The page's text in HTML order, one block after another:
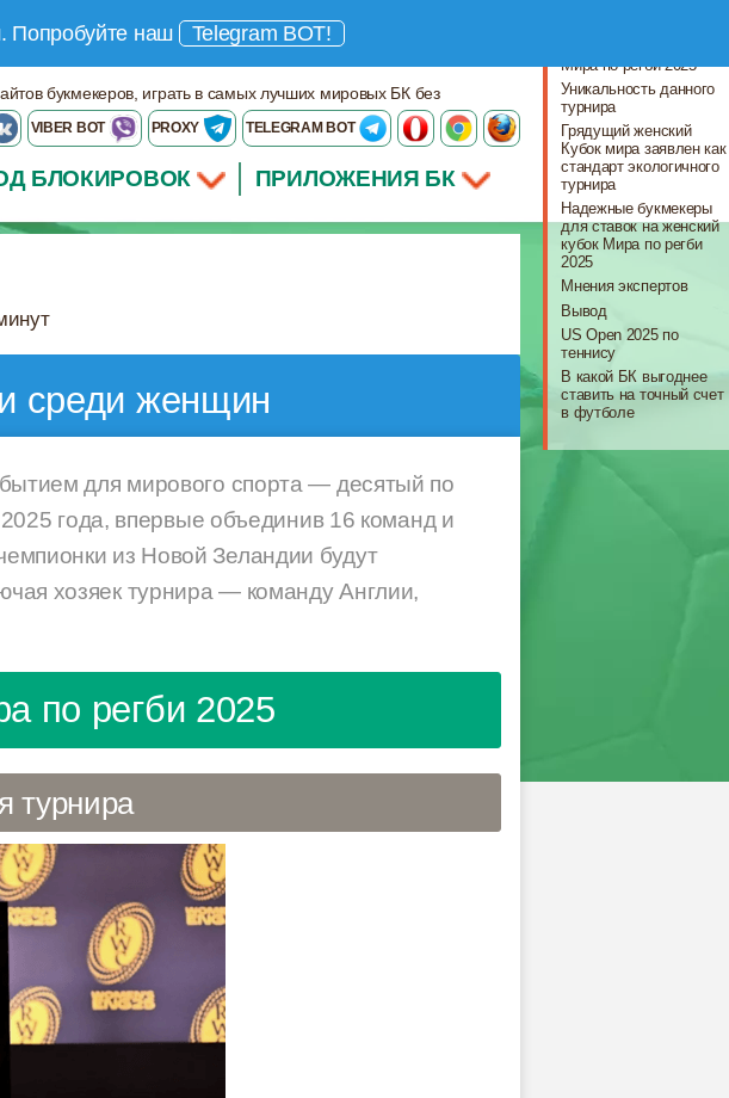
Попробуйте наш Telegram BOT!
букмекеров, играть в самых лучших мировых БК без
TELEGRAM BOT
PROXY
VIBER BOT
БЛОКИРОВОК ПРИЛОЖЕНИЯ БК
среди женщин
для мирового спорта — десятый по
года, впервые объединив 16 команд и
из Новой Зеландии будут
хозяек турнира — команду Англии,
по регби 2025
турнира
Мира по регби 2025
Уникальность данного
турнира
Грядущий женский
Кубок мира заявлен как
стандарт экологичного
турнира
Надежные букмекеры
для ставок на женский
кубок Мира по регби
2025
Мнения экспертов
Вывод
US Open 2025 по
теннису
В какой БК выгоднее
ставить на точный счет
в футболе